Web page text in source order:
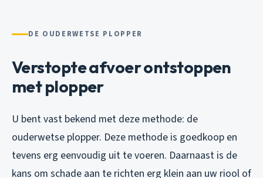
DE OUDERWETSE PLOPPER
Verstopte afvoer ontstoppen
met plopper
U bent vast bekend met deze methode: de
ouderwetse plopper. Deze methode is goedkoop en
tevens erg eenvoudig uit te voeren. Daarnaast is de
kans om schade aan te richten erg klein aan uw riool of